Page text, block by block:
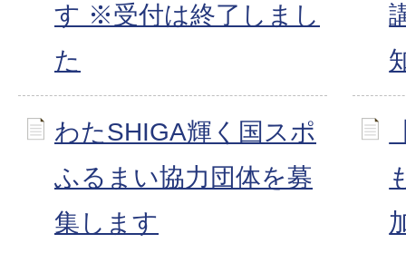
す ※受付は終了しまし
た
わたSHIGA輝く国スポ
ふるまい協力団体を募
集します